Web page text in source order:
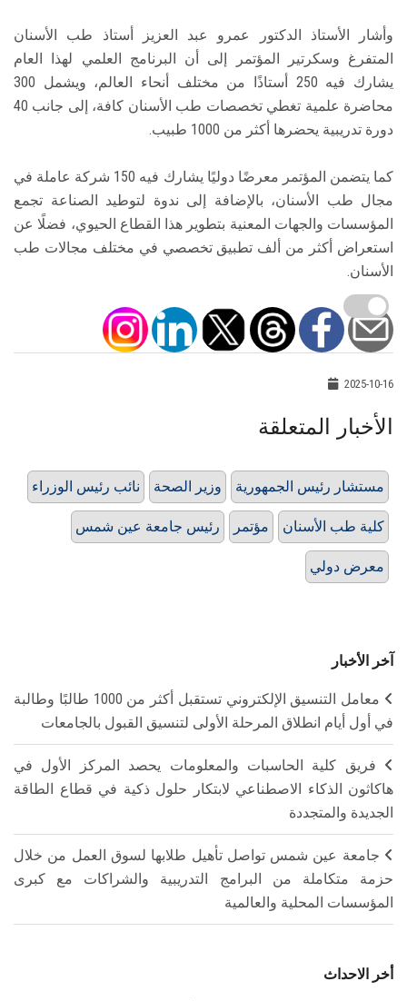
وأشار الأستاذ الدكتور عمرو عبد العزيز أستاذ طب الأسنان
المتفرغ وسكرتير المؤتمر إلى أن البرنامج العلمي لهذا العام
يشارك فيه 250 أستاذًا من مختلف أنحاء العالم، ويشمل 300
محاضرة علمية تغطي تخصصات طب الأسنان كافة، إلى جانب 40
دورة تدريبية يحضرها أكثر من 1000 طبيب.
كما يتضمن المؤتمر معرضًا دوليًا يشارك فيه 150 شركة عاملة في
مجال طب الأسنان، بالإضافة إلى ندوة لتوطيد الصناعة تجمع
المؤسسات والجهات المعنية بتطوير هذا القطاع الحيوي، فضلًا عن
استعراض أكثر من ألف تطبيق تخصصي في مختلف مجالات طب
الأسنان.
2025-10-16
الأخبار المتعلقة
نائب رئيس الوزراء وزير الصحة مستشار رئيس الجمهورية
رئيس جامعة عين شمس مؤتمر كلية طب الأسنان
معرض دولي
آخر الأخبار
معامل التنسيق الإلكتروني تستقبل أكثر من 1000 طالبًا وطالبة
في أول أيام انطلاق المرحلة الأولى لتنسيق القبول بالجامعات
فريق كلية الحاسبات والمعلومات يحصد المركز الأول في
هاكاثون الذكاء الاصطناعي لابتكار حلول ذكية في قطاع الطاقة
الجديدة والمتجددة
جامعة عين شمس تواصل تأهيل طلابها لسوق العمل من خلال
حزمة متكاملة من البرامج التدريبية والشراكات مع كبرى
المؤسسات المحلية والعالمية
أخر الاحداث